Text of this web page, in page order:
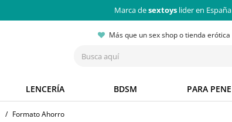
Marca desextoys lider en España
Más que un sex shop o tienda erótica
LENCERÍA BDSM PARA PENE
/ Formato Ahorro